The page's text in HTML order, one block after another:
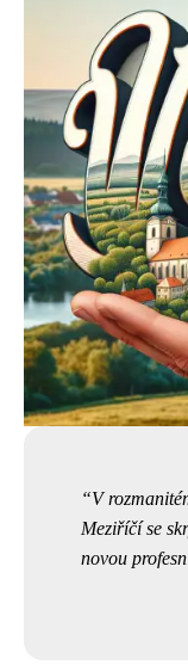
V
Meziříčí se
novou